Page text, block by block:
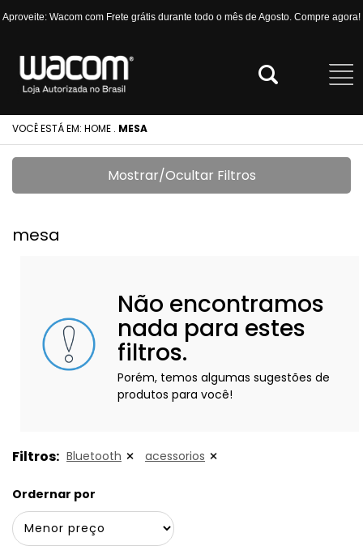
Aproveite: Wacom com Frete grátis durante todo o mês de Agosto. Compre agora!
VOCÊ ESTÁ EM: HOME . MESA
Mostrar/Ocultar Filtros
mesa
Não encontramos
nada para estes
filtros.
Porém, temos algumas sugestões de
produtos para você!
Filtros: Bluetooth acessorios
Ordernar por